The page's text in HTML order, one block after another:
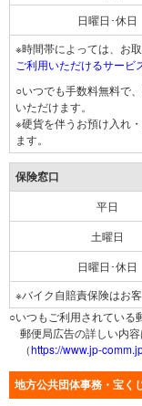
日曜日･休日
※時間帯によっては、お
ご利用いただけるサービ
○いつでも手数料無料で
いただけます。
※硬貨を伴うお預け入れ
ます。
保険窓口
平日
土曜日
日曜日･休日
※バイク自賠責保険はお
○いつもご利用されている
郵便局広告の詳しい内容
（https://www.jp-
地方公共団体事務・宝く